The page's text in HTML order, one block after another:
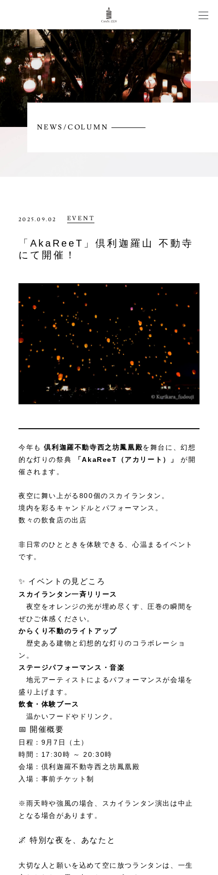
CANDLE WEDDING
WORKS
ITEM
NEWS/COLUMN
2025.09.02 EVENT
「AkaReeT」倶利迦羅山 不動寺
にて開催！
今年も倶利迦羅不動寺西之坊鳳凰殿を舞台に、幻想
的な灯りの祭典
「AkaReeT（アカリート）」
が開
催されます。
夜空に舞い上がる800個のスカイランタン。
境内を彩るキャンドルとパフォーマンス。
数々の飲食店の出店
非日常のひとときを体験できる、心温まるイベント
です。
✨ イベントの見どころ
スカイランタン一斉リリース
夜空をオレンジの光が埋め尽くす、圧巻の瞬間を
ぜひご体感ください。
からくり不動のライトアップ
歴史ある建物と幻想的な灯りのコラボレーショ
ン。
ステージパフォーマンス・音楽
地元アーティストによるパフォーマンスが会場を
盛り上げます。
飲食・体験ブース
温かいフードやドリンク。
📅 開催概要
日程：9月7日（土）
時間：17:30時 ～ 20:30時
会場：倶利迦羅不動寺西之坊鳳凰殿
入場：事前チケット制
※雨天時や強風の場合、スカイランタン演出は中止
となる場合があります。
🌌 特別な夜を、あなたと
大切な人と願いを込めて空に放つランタンは、一生